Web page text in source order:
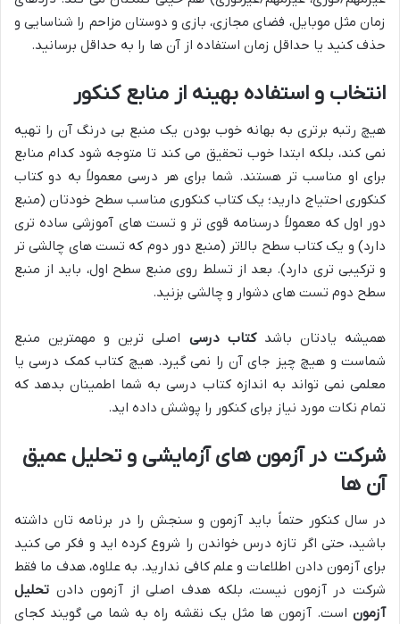
زمان مثل موبایل، فضای مجازی، بازی و دوستان مزاحم را شناسایی و
حذف کنید یا حداقل زمان استفاده از آن ها را به حداقل برسانید.
انتخاب و استفاده بهینه از منابع کنکور
هیچ رتبه برتری به بهانه خوب بودن یک منبع بی درنگ آن را تهیه
نمی کند، بلکه ابتدا خوب تحقیق می کند تا متوجه شود کدام منابع
برای او مناسب تر هستند. شما برای هر درسی معمولاً به دو کتاب
کنکوری احتیاج دارید؛ یک کتاب کنکوری مناسب سطح خودتان (منبع
دور اول که معمولاً درسنامه قوی تر و تست های آموزشی ساده تری
دارد) و یک کتاب سطح بالاتر (منبع دور دوم که تست های چالشی تر
و ترکیبی تری دارد). بعد از تسلط روی منبع سطح اول، باید از منبع
سطح دوم تست های دشوار و چالشی بزنید.
همیشه یادتان باشدکتاب درسی اصلی ترین و مهمترین منبع
شماست و هیچ چیز جای آن را نمی گیرد. هیچ کتاب کمک درسی یا
معلمی نمی تواند به اندازه کتاب درسی به شما اطمینان بدهد که
تمام نکات مورد نیاز برای کنکور را پوشش داده اید.
شرکت در آزمون های آزمایشی و تحلیل عمیق
آن ها
در سال کنکور حتماً باید آزمون و سنجش را در برنامه تان داشته
باشید، حتی اگر تازه درس خواندن را شروع کرده اید و فکر می کنید
برای آزمون دادن اطلاعات و علم کافی ندارید. به علاوه، هدف ما فقط
شرکت در آزمون نیست، بلکه هدف اصلی از آزمون دادن تحلیل
آزمون است. آزمون ها مثل یک نقشه راه به شما می گویند کجای